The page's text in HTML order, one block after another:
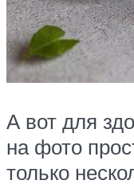
А вот для
на фото
только